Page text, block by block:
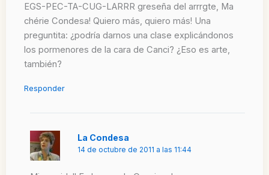
EGS-PEC-TA-CUG-LARRR greseña del arrrgte, Ma
chérie Condesa! Quiero más, quiero más! Una
preguntita: ¿podría darnos una clase explicándonos
los pormenores de la cara de Canci? ¿Eso es arte,
también?
Responder
La Condesa
14 de octubre de 2011 a las 11:44